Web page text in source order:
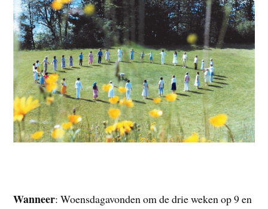
Wanneer: Woensdagavonden om de drie weken op 9 en